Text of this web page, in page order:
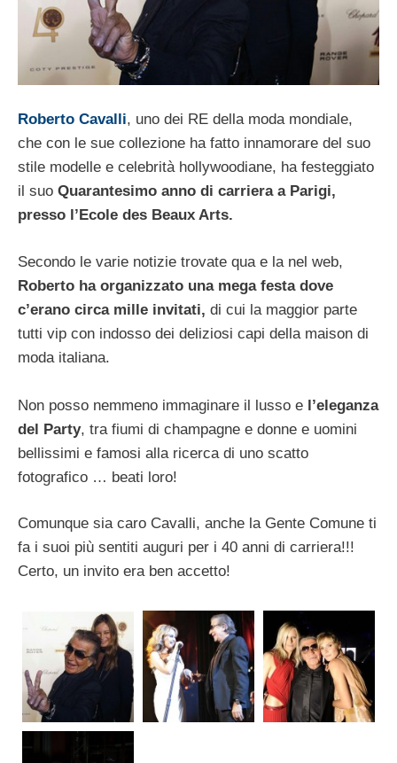
Roberto Cavalli, uno dei RE della moda mondiale,
che con le sue collezione ha fatto innamorare del suo
stile modelle e celebrità hollywoodiane, ha festeggiato
il suo Quarantesimo anno di carriera a Parigi,
presso l’Ecole des Beaux Arts.
Secondo le varie notizie trovate qua e la nel web,
Roberto ha organizzato una mega festa dove
c’erano circa mille invitati, di cui la maggior parte
tutti vip con indosso dei deliziosi capi della maison di
moda italiana.
Non posso nemmeno immaginare il lusso e l’eleganza
del Party, tra fiumi di champagne e donne e uomini
bellissimi e famosi alla ricerca di uno scatto
fotografico … beati loro!
Comunque sia caro Cavalli, anche la Gente Comune ti
fa i suoi più sentiti auguri per i 40 anni di carriera!!!
Certo, un invito era ben accetto!